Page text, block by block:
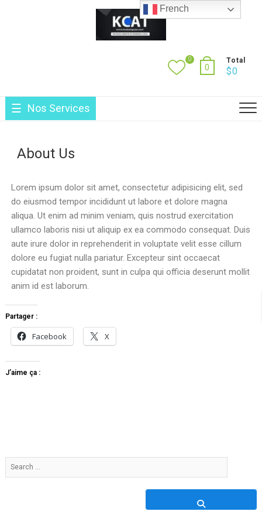
0
0
Total
$0
Nos Services
About Us
Lorem ipsum dolor sit amet, consectetur adipisicing elit, sed
do eiusmod tempor incididunt ut labore et dolore magna
aliqua. Ut enim ad minim veniam, quis nostrud exercitation
ullamco laboris nisi ut aliquip ex ea commodo consequat. Duis
aute irure dolor in reprehenderit in voluptate velit esse cillum
dolore eu fugiat nulla pariatur. Excepteur sint occaecat
cupidatat non proident, sunt in culpa qui officia deserunt mollit
anim id est laborum.
Partager :
Facebook X
J’aime ça :
French